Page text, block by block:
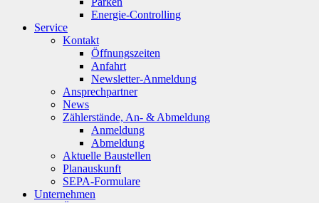
Energie-Controlling
Service
Kontakt
Öffnungszeiten
Anfahrt
Newsletter-Anmeldung
Ansprechpartner
News
Zählerstände, An- & Abmeldung
Anmeldung
Abmeldung
Aktuelle Baustellen
Planauskunft
SEPA-Formulare
Unternehmen